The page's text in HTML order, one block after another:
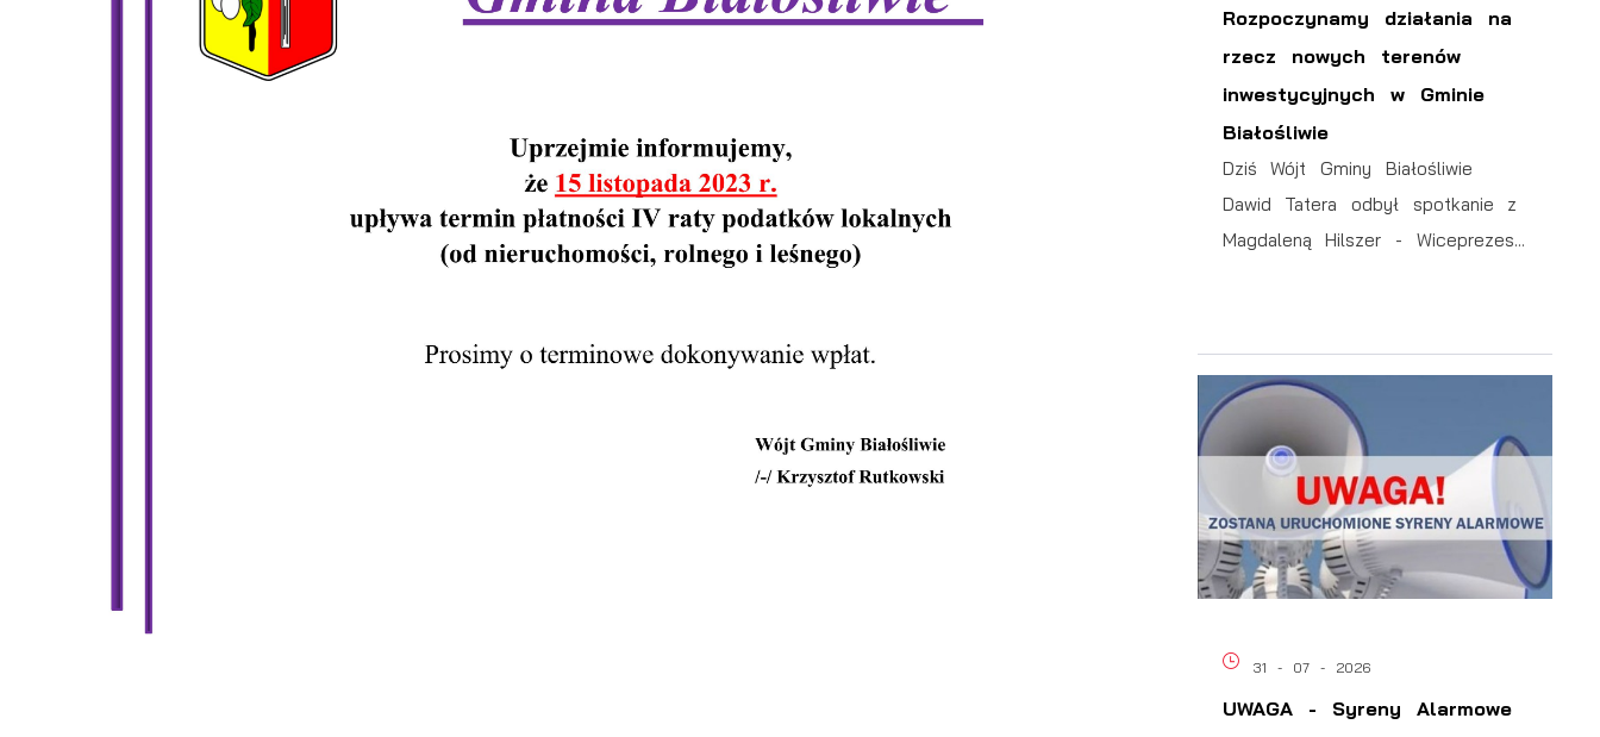
Rozpoczynamy działania na
rzecz nowych terenów
inwestycyjnych w Gminie
Białośliwie
Dziś Wójt Gminy Białośliwie
Dawid Tatera odbył spotkanie z
Magdaleną Hilszer - Wiceprezes...
31 - 07 - 2026
UWAGA - Syreny Alarmowe